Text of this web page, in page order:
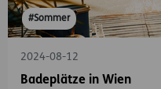
#Sommer
2024-08-12
Badeplätze in Wien